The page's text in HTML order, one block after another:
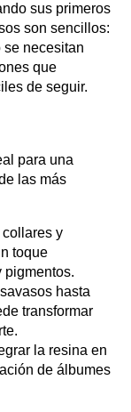
sus primeros
son sencillos:
se necesitan
que
de seguir.
para una
las más
collares y
toque
pigmentos.
hasta
transformar
la resina en
de álbumes